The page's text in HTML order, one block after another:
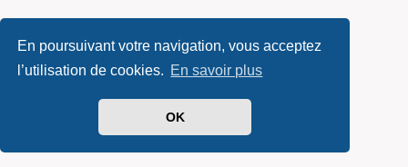
En poursuivant votre navigation, vous acceptez
l’utilisation de cookies. En savoir plus
OK